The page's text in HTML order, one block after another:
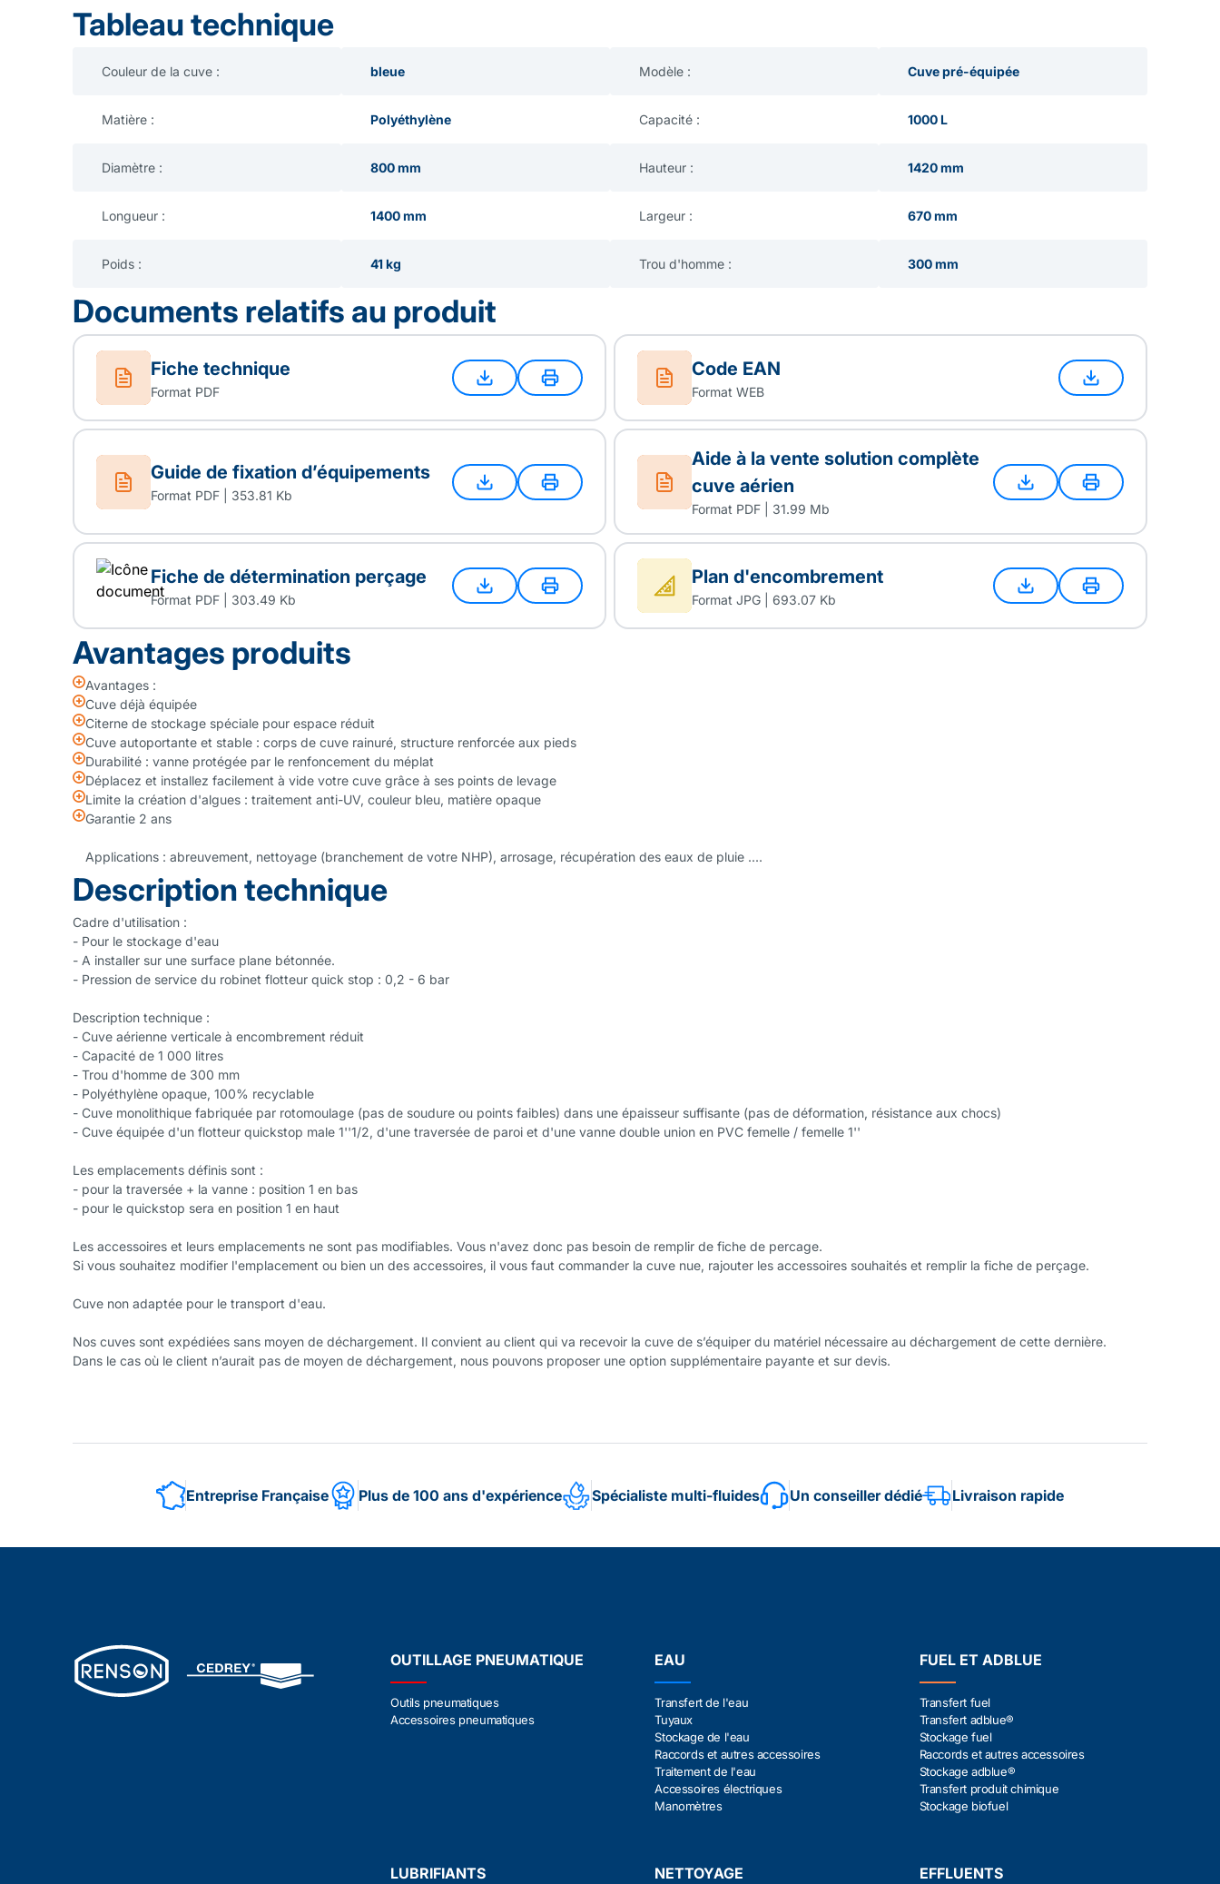
Tableau technique
Couleur de la cuve : bleue Modèle : Cuve pré-équipée
Matière : Polyéthylène Capacité : 1000 L
Diamètre : 800 mm Hauteur : 1420 mm
Longueur : 1400 mm Largeur : 670 mm
Poids : 41 kg Trou d'homme : 300 mm
Documents relatifs au produit
Fiche technique
Format PDF
Code EAN
Format WEB
Guide de fixation d’équipements
Format PDF | 353.81 Kb
Aide à la vente solution complète
cuve aérien
Format PDF | 31.99 Mb
Fiche de détermination perçage
Format PDF | 303.49 Kb
Plan d'encombrement
Format JPG | 693.07 Kb
Avantages produits
Avantages :
Cuve déjà équipée
Citerne de stockage spéciale pour espace réduit
Cuve autoportante et stable : corps de cuve rainuré, structure renforcée aux pieds
Durabilité : vanne protégée par le renfoncement du méplat
Déplacez et installez facilement à vide votre cuve grâce à ses points de levage
Limite la création d'algues : traitement anti-UV, couleur bleu, matière opaque
Garantie 2 ans
Applications : abreuvement, nettoyage (branchement de votre NHP), arrosage, récupération des eaux de pluie ....
Description technique
Cadre d'utilisation :
- Pour le stockage d'eau
- A installer sur une surface plane bétonnée.
- Pression de service du robinet flotteur quick stop : 0,2 - 6 bar
Description technique :
- Cuve aérienne verticale à encombrement réduit
- Capacité de 1 000 litres
- Trou d'homme de 300 mm
- Polyéthylène opaque, 100% recyclable
- Cuve monolithique fabriquée par rotomoulage (pas de soudure ou points faibles) dans une épaisseur suffisante (pas de déformation, résistance aux chocs)
- Cuve équipée d'un flotteur quickstop male 1''1/2, d'une traversée de paroi et d'une vanne double union en PVC femelle / femelle 1''
Les emplacements définis sont :
- pour la traversée + la vanne : position 1 en bas
- pour le quickstop sera en position 1 en haut
Les accessoires et leurs emplacements ne sont pas modifiables. Vous n'avez donc pas besoin de remplir de fiche de percage.
Si vous souhaitez modifier l'emplacement ou bien un des accessoires, il vous faut commander la cuve nue, rajouter les accessoires souhaités et remplir la fiche de perçage.
Cuve non adaptée pour le transport d'eau.
Nos cuves sont expédiées sans moyen de déchargement. Il convient au client qui va recevoir la cuve de s’équiper du matériel nécessaire au déchargement de cette dernière.
Dans le cas où le client n’aurait pas de moyen de déchargement, nous pouvons proposer une option supplémentaire payante et sur devis.
Entreprise Française Plus de 100 ans d'expérience Spécialiste multi-fluides Un conseiller dédié Livraison rapide
OUTILLAGE PNEUMATIQUE
Outils pneumatiques
Accessoires pneumatiques
EAU
Transfert de l'eau
Tuyaux
Stockage de l'eau
Raccords et autres accessoires
Traitement de l'eau
Accessoires électriques
Manomètres
FUEL ET ADBLUE
Transfert fuel
Transfert adblue®
Stockage fuel
Raccords et autres accessoires
Stockage adblue®
Transfert produit chimique
Stockage biofuel
LUBRIFIANTS NETTOYAGE EFFLUENTS